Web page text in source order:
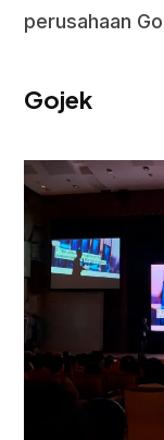
perusahaan
Gojek